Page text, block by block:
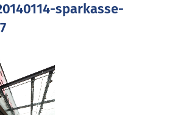
sparkasse-